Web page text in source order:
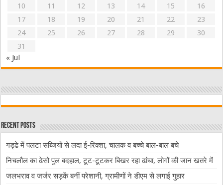
10
11 12 13 14 15
16
17
18 19 20 21 22
23
24
25 26 27 28 29
30
31
« Jul
Recent Posts
गड्ढे में पलटा सब्जियों से लदा ई-रिक्शा, चालक व बच्चे बाल-बाल बचे
निचलौल का ढेसो पुल बदहाल, टूट-टूटकर बिखर रहा ढांचा, लोगों की जान खतरे में
जलभराव व जर्जर सड़कें बनीं परेशानी, ग्रामीणों ने डीएम से लगाई गुहार